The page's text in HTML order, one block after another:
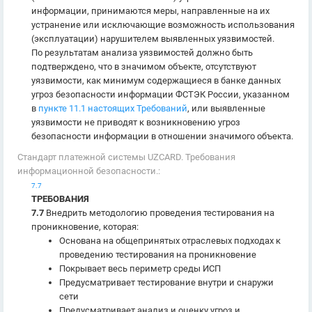
информации, принимаются меры, направленные на их
устранение или исключающие возможность использования
(эксплуатации) нарушителем выявленных уязвимостей.
По результатам анализа уязвимостей должно быть
подтверждено, что в значимом объекте, отсутствуют
уязвимости, как минимум содержащиеся в банке данных
угроз безопасности информации ФСТЭК России, указанном
в пункте 11.1 настоящих Требований, или выявленные
уязвимости не приводят к возникновению угроз
безопасности информации в отношении значимого объекта.
Стандарт платежной системы UZCARD. Требования
информационной безопасности.:
7.7
ТРЕБОВАНИЯ
7.7 Внедрить методологию проведения тестирования на
проникновение, которая:
Основана на общепринятых отраслевых подходах к
проведению тестирования на проникновение
Покрывает весь периметр среды ИСП
Предусматривает тестирование внутри и снаружи
сети